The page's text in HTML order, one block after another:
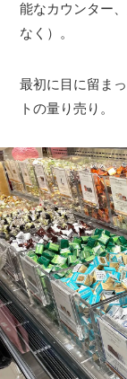
能なカウンター
なく）。
最初に目に留ま
トの量り売り。